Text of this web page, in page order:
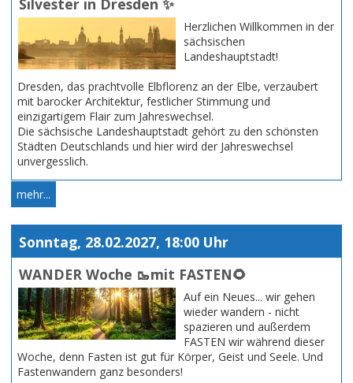
Herzlichen Willkommen in der
sächsischen
Landeshauptstadt!
Dresden, das prachtvolle Elbflorenz an der Elbe, verzaubert
mit barocker Architektur, festlicher Stimmung und
einzigartigem Flair zum Jahreswechsel.
Die sächsische Landeshauptstadt gehört zu den schönsten
Städten Deutschlands und hier wird der Jahreswechsel
unvergesslich.
mehr...
Sonntag, 28.02.2027, 18:00 Uhr
WANDER Woche 🥾mit FASTEN🌻
Auf ein Neues... wir gehen
wieder wandern - nicht
spazieren und außerdem
FASTEN wir während dieser
Woche, denn Fasten ist gut für Körper, Geist und Seele. Und
Fastenwandern ganz besonders!